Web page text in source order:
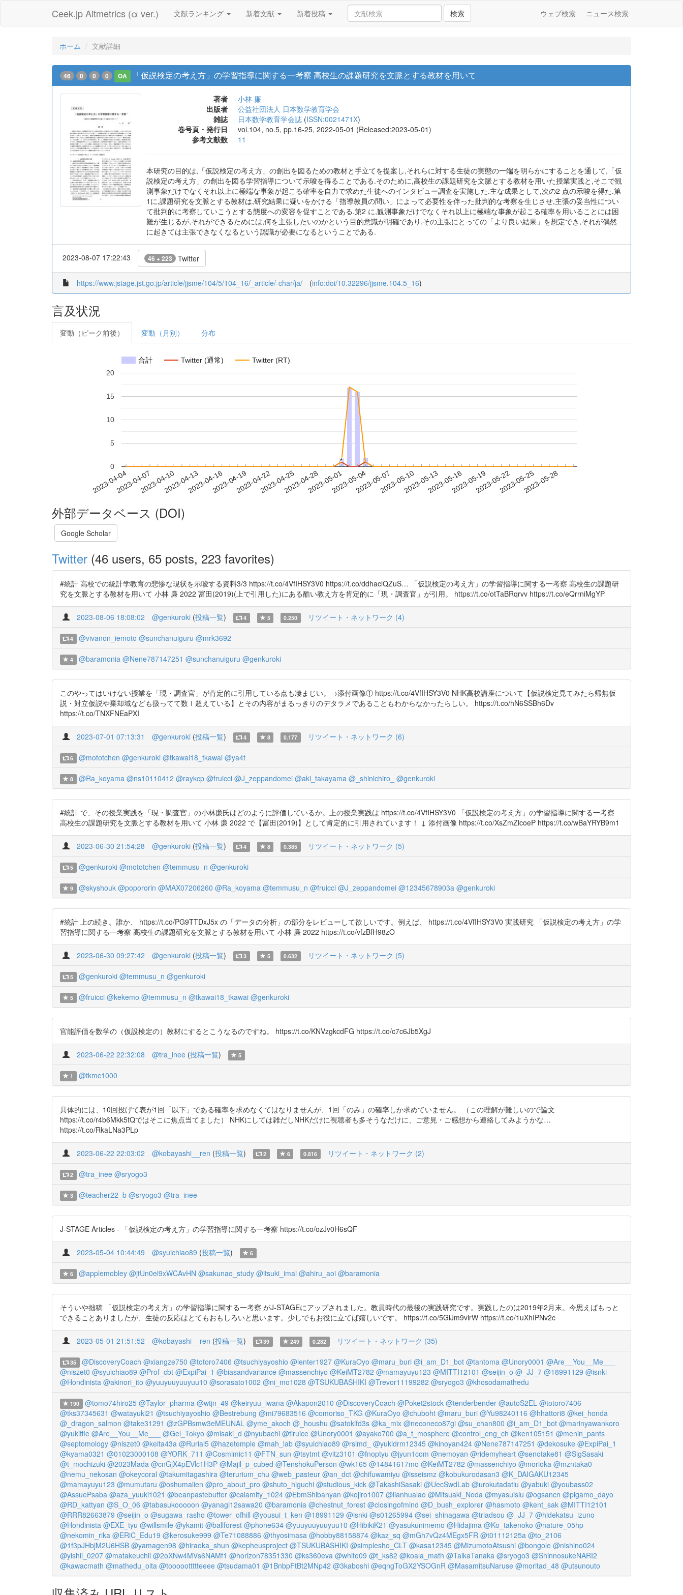
Ceek.jp Altmetrics (α ver.) 文献ランキング 新着文献 新着投稿 検索 ウェブ検索 ニュース検索
ホーム 文献詳細
46 0 0 0 OA 「仮説検定の考え方」の学習指導に関する一考察 高校生の課題研究を文脈とする教材を用いて
著者
小林 廉
出版者
公益社団法人 日本数学教育学会
雑誌
日本数学教育学会誌 (ISSN:0021471X)
巻号頁・発行日
vol.104, no.5, pp.16-25, 2022-05-01 (Released:2023-05-01)
参考文献数
11
本研究の目的は,「仮説検定の考え方」の創出を図るための教材と手立てを提案し,それらに対する生徒の実態の一端を明らかにすることを通して,「仮
説検定の考え方」の創出を図る学習指導について示唆を得ることである.そのために,高校生の課題研究を文脈とする教材を用いた授業実践と,そこで観
測事象だけでなくそれ以上に極端な事象が起こる確率を自力で求めた生徒へのインタビュー調査を実施した.主な成果として,次の2 点の示唆を得た.第
1に,課題研究を文脈とする教材は,研究結果に疑いをかける「指導教員の問い」によって必要性を伴った批判的な考察を生じさせ,主張の妥当性につい
て批判的に考察していこうとする態度への変容を促すことである.第2 に,観測事象だけでなくそれ以上に極端な事象が起こる確率を用いることには困
難が生じるが,それができるためには,何を主張したいのかという目的意識が明確であり,その主張にとっての「より良い結果」を想定でき,それが偶然
に起きては主張できなくなるという認識が必要になるということである.
2023-08-07 17:22:43 46 + 223 Twitter
https://www.jstage.jst.go.jp/article/jjsme/104/5/104_16/_article/-char/ja/ (info:doi/10.32296/jjsme.104.5_16)
言及状況
変動（ピーク前後） 変動（月別） 分布
合計 Twitter (通常) Twitter (RT)
2023-04-042023-04-072023-04-102023-04-132023-04-162023-04-192023-04-222023-04-252023-04-282023-05-012023-05-042023-05-072023-05-102023-05-132023-05-162023-05-192023-05-222023-05-252023-05-28
0
5
10
15
20
*
*
外部データベース (DOI)
Google Scholar
Twitter (46 users, 65 posts, 223 favorites)
#統計 高校での統計学教育の悲惨な現状を示唆する資料3/3 https://t.co/4VfIHSY3V0 https://t.co/ddhaclQZuS… 「仮説検定の考え方」の学習指導に関する一考察 高校生の課題研
究を文脈とする教材を用いて 小林 廉 2022 冨田(2019)(上で引用した)にある酷い教え方を肯定的に「現・調査官」が引用。 https://t.co/otTaBRqrvv https://t.co/eQrrniMgYP
2023-08-06 18:08:02 @genkuroki (投稿一覧) 4 5 0.250 リツイート・ネットワーク (4)
4 @vivanon_iemoto @sunchanuiguru @mrk3692
4 @baramonia @Nene787147251 @sunchanuiguru @genkuroki
このやってはいけない授業を「現・調査官」が肯定的に引用している点も凄まじい。→添付画像① https://t.co/4VfIHSY3V0 NHK高校講座について【仮説検定見てみたら帰無仮
説・対立仮説や棄却域なども扱ってて数Ⅰ超えている】とその内容がまるっきりのデタラメであることもわからなかったらしい。 https://t.co/hN6SSBh6Dv
https://t.co/TNXFNEaPXI
2023-07-01 07:13:31 @genkuroki (投稿一覧) 4 8 0.177 リツイート・ネットワーク (6)
6 @mototchen @genkuroki @tkawai18_tkawai @ya4t
8 @Ra_koyama @ns10110412 @raykcp @fruicci @J_zeppandomei @aki_takayama @_shinichiro_ @genkuroki
#統計 で、その授業実践を「現・調査官」の小林廉氏はどのように評価しているか。上の授業実践は https://t.co/4VfIHSY3V0 「仮説検定の考え方」の学習指導に関する一考察
高校生の課題研究を文脈とする教材を用いて 小林 廉 2022 で【冨田(2019)】として肯定的に引用されています！ ↓ 添付画像 https://t.co/XsZmZlcoeP https://t.co/wBaYRYB9m1
2023-06-30 21:54:28 @genkuroki (投稿一覧) 4 8 0.385 リツイート・ネットワーク (5)
5 @genkuroki @mototchen @temmusu_n @genkuroki
9 @skyshouk @popororin @MAX07206260 @Ra_koyama @temmusu_n @fruicci @J_zeppandomei @12345678903a @genkuroki
#統計 上の続き。誰か、 https://t.co/PG9TTDxJ5x の「データの分析」の部分をレビューして欲しいです。例えば、 https://t.co/4VfIHSY3V0 実践研究 「仮説検定の考え方」の学
習指導に関する一考察 高校生の課題研究を文脈とする教材を用いて 小林 廉 2022 https://t.co/vfzBfH98zO
2023-06-30 09:27:42 @genkuroki (投稿一覧) 3 5 0.632 リツイート・ネットワーク (5)
5 @genkuroki @temmusu_n @genkuroki
5 @fruicci @kekemo @temmusu_n @tkawai18_tkawai @genkuroki
官能評価を数学の（仮設検定の）教材にするとこうなるのですね。 https://t.co/KNVzgkcdFG https://t.co/c7c6Jb5XgJ
2023-06-22 22:32:08 @tra_inee (投稿一覧) 5
1 @tkmc1000
具体的には、10回投げて表が1回「以下」である確率を求めなくてはなりませんが、1回「のみ」の確率しか求めていません。 （この理解が難しいので論文
https://t.co/r4b6Mkk5tQではそこに焦点当てました） NHKにしては雑だしNHKだけに視聴者も多そうなだけに、ご意見・ご感想から連絡してみようかな…
https://t.co/RkaLNa3PLp
2023-06-22 22:03:02 @kobayashi__ren (投稿一覧) 2 6 0.816 リツイート・ネットワーク (2)
2 @tra_inee @sryogo3
3 @teacher22_b @sryogo3 @tra_inee
J-STAGE Articles - 「仮説検定の考え方」の学習指導に関する一考察 https://t.co/ozJv0H6sQF
2023-05-04 10:44:49 @syuichiao89 (投稿一覧) 6
6 @applemobley @jtUn0el9xWCAvHN @sakunao_study @itsuki_imai @ahiru_aoi @baramonia
そういや拙稿 「仮説検定の考え方」の学習指導に関する一考察 がJ-STAGEにアップされました。教員時代の最後の実践研究です。実践したのは2019年2月末。今思えばもっと
できることありましたが、生徒の反応はとてもおもしろいと思います。少しでもお役に立てば嬉しいです。 https://t.co/5GiJm9virW https://t.co/1uXhIPNv2c
2023-05-01 21:51:52 @kobayashi__ren (投稿一覧) 39 249 0.282 リツイート・ネットワーク (35)
35 @DiscoveryCoach @xiangze750 @totoro7406 @tsuchiyayoshio @lenter1927 @KuraOyo @maru_buri @i_am_D1_bot @tantoma @Unory0001 @Are__You__Me___
@niszet0 @syuichiao89 @Prof_cbt @ExpiPai_1 @biasandvariance @massenchiyo @KeiMT2782 @mamayuyu123 @MITTI12101 @seijin_o @_JJ_7 @18991129 @isnki
@Hondinista @akinori_ito @yuuyuuyuuyuu10 @sorasato1002 @ni_mo1028 @TSUKUBASHIKI @Trevor11199282 @sryogo3 @khosodamathedu
190 @tomo74hiro25 @Taylor_pharma @wtjn_49 @keiryuu_iwana @Akapon2010 @DiscoveryCoach @Poket2stock @tenderbender @autoS2EL @totoro7406
@tks37345631 @watayuki21 @tsuchiyayoshio @Bestrebung @mi79683516 @comoriso_TKG @KuraOyo @chuboht @maru_buri @Yu98240116 @hhattori8 @kei_honda
@_dragon_salmon @take31291 @zGPBsmw3eMEUNAL @yme_akoch @_houshu @satokifd3s @ka_mix @neconeco87gi @su_chan800 @i_am_D1_bot @marinyawankoro
@yukiffle @Are__You__Me___ @Gel_Tokyo @misaki_d @nyubachi @tiruice @Unory0001 @ayako700 @a_t_mosphere @control_eng_ch @ken105151 @menin_pants
@septomology @niszet0 @keita43a @Rurial5 @hazetemple @mah_lab @syuichiao89 @rsimd_ @yukidrm12345 @kinoyan424 @Nene787147251 @dekosuke @ExpiPai_1
@kyama0321 @01023000108 @YORK_711 @Cosmimic11 @FTN_sun @tsytmt @vitz3101 @fnoptyu @jyun1com @nemoyan @ridemyheart @senotake81 @SigSasaki
@t_mochizuki @2023Mada @cnGjX4pEVlc1H3P @Majil_p_cubed @TenshokuPerson @wk165 @14841617mo @KeiMT2782 @massenchiyo @morioka @mzntaka0
@nemu_nekosan @okeycoral @takumitagashira @terurium_chu @web_pasteur @an_dct @chifuwamiyu @isseismz @kobukurodasan3 @K_DAIGAKU12345
@mamayuyu123 @mumutaru @oshumalien @pro_about_pro @shuto_higuchi @studious_kick @TakashiSasaki @UecSwdLab @urokutadatiu @yabuki @youbass02
@AssuePsaba @aza_yuuki1021 @beanpastebutter @calamity_1024 @EbmShibanyan @kojiro1007 @lianhualao @Mitsuaki_Noda @myasuisiu @ogsancn @pigamo_dayo
@RD_kattyan @S_O_06 @tabasukooooon @yanagi12sawa20 @baramonia @chestnut_forest @closingofmind @D_bush_explorer @hasmoto @kent_sak @MITTI12101
@RRR82663879 @seijin_o @sugawa_rasho @tower_ofhill @yousui_t_ken @18991129 @isnki @s01265994 @sei_shinagawa @triadsou @_JJ_7 @hidekatsu_izuno
@Hondinista @EXE_tyu @willsmile @ykamit @ballforest @phone634 @yuuyuuyuuyuu10 @HibikiK21 @yasukunimemo @Hidajima @Ko_takenoko @nature_05hp
@nekomin_rika @ERiC_Edu19 @kerosuke999 @Te71088886 @thyosimasa @hobby88158874 @kaz_sq @mGh7vQz4MEgx5FR @t01112125a @to_2106
@1f3pJHbjM2U6HSB @yamagen98 @hiraoka_shun @kepheusproject @TSUKUBASHIKI @simplesho_CLT @kasa12345 @MizumotoAtsushi @bongole @nishino024
@yishii_0207 @matakeuchii @2oXNw4MVs6NAMf1 @horizon78351330 @ks360eva @white09 @t_ks82 @koala_math @TaikaTanaka @sryogo3 @ShinnosukeNARI2
@kawacmath @mathedu_oita @tooooottttteeee @tsudama01 @1BnbpFtBt2MNp42 @3kaboshi @eqngToGX2YSOGnR @MasamitsuNaruse @moritad_48 @utsunouto